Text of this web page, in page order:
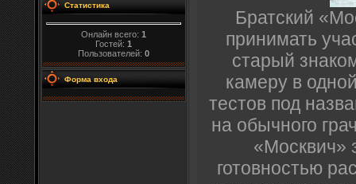
Статистика
Онлайн всего: 1
Гостей: 1
Пользователей: 0
Форма входа
Братский
принимать
старый
камеру в
тестов под
на обычного
«Москвич»
готовностью